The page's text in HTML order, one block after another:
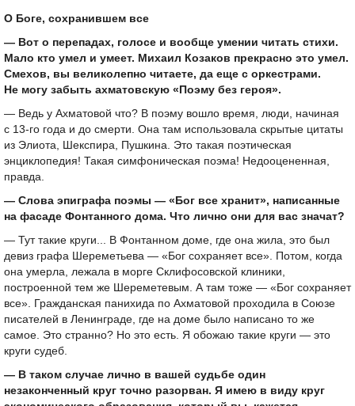
О Боге, сохранившем все
— Вот о перепадах, голосе и вообще умении читать стихи.
Мало кто умел и умеет. Михаил Козаков прекрасно это умел.
Смехов, вы великолепно читаете, да еще с оркестрами.
Не могу забыть ахматовскую «Поэму без героя».
— Ведь у Ахматовой что? В поэму вошло время, люди, начиная
с 13-го года и до смерти. Она там использовала скрытые цитаты
из Элиота, Шекспира, Пушкина. Это такая поэтическая
энциклопедия! Такая симфоническая поэма! Недооцененная,
правда.
— Слова эпиграфа поэмы — «Бог все хранит», написанные
на фасаде Фонтанного дома. Что лично они для вас значат?
— Тут такие круги... В Фонтанном доме, где она жила, это был
девиз графа Шереметьева — «Бог сохраняет все». Потом, когда
она умерла, лежала в морге Склифосовской клиники,
построенной тем же Шереметевым. А там тоже — «Бог сохраняет
все». Гражданская панихида по Ахматовой проходила в Союзе
писателей в Ленинграде, где на доме было написано то же
самое. Это странно? Но это есть. Я обожаю такие круги — это
круги судеб.
— В таком случае лично в вашей судьбе один
незаконченный круг точно разорван. Я имею в виду круг